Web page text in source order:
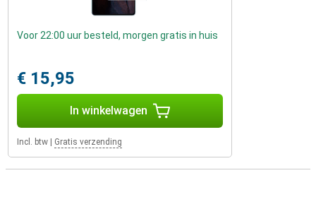
Voor 22:00 uur besteld, morgen gratis in huis
€ 15,95
In winkelwagen
Incl. btw Gratis verzending